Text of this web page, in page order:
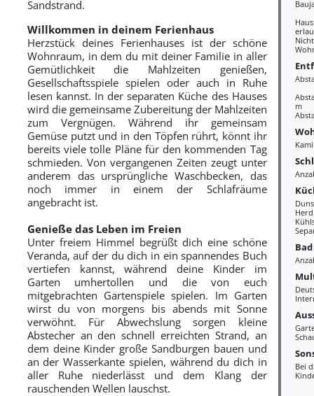
m
Herd
Bad
Bei
Sandstrand.
Willkommen in deinem Ferienhaus
Herzstück deines Ferienhauses ist der schöne
Wohnraum, in dem du mit deiner Familie in aller
Gemütlichkeit die Mahlzeiten genießen,
Gesellschaftsspiele spielen oder auch in Ruhe
lesen kannst. In der separaten Küche des Hauses
wird die gemeinsame Zubereitung der Mahlzeiten
zum Vergnügen. Während ihr gemeinsam
Gemüse putzt und in den Töpfen rührt, könnt ihr
bereits viele tolle Pläne für den kommenden Tag
schmieden. Von vergangenen Zeiten zeugt unter
anderem das ursprüngliche Waschbecken, das
noch immer in einem der Schlafräume
angebracht ist.
Genieße das Leben im Freien
Unter freiem Himmel begrüßt dich eine schöne
Veranda, auf der du dich in ein spannendes Buch
vertiefen kannst, während deine Kinder im
Garten umhertollen und die von euch
mitgebrachten Gartenspiele spielen. Im Garten
wirst du von morgens bis abends mit Sonne
verwöhnt. Für Abwechslung sorgen kleine
Abstecher an den schnell erreichten Strand, an
dem deine Kinder große Sandburgen bauen und
an der Wasserkante spielen, während du dich in
aller Ruhe niederlässt und dem Klang der
rauschenden Wellen lauschst.